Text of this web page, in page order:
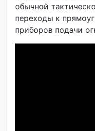
обычной
переходы к
приборов подачи